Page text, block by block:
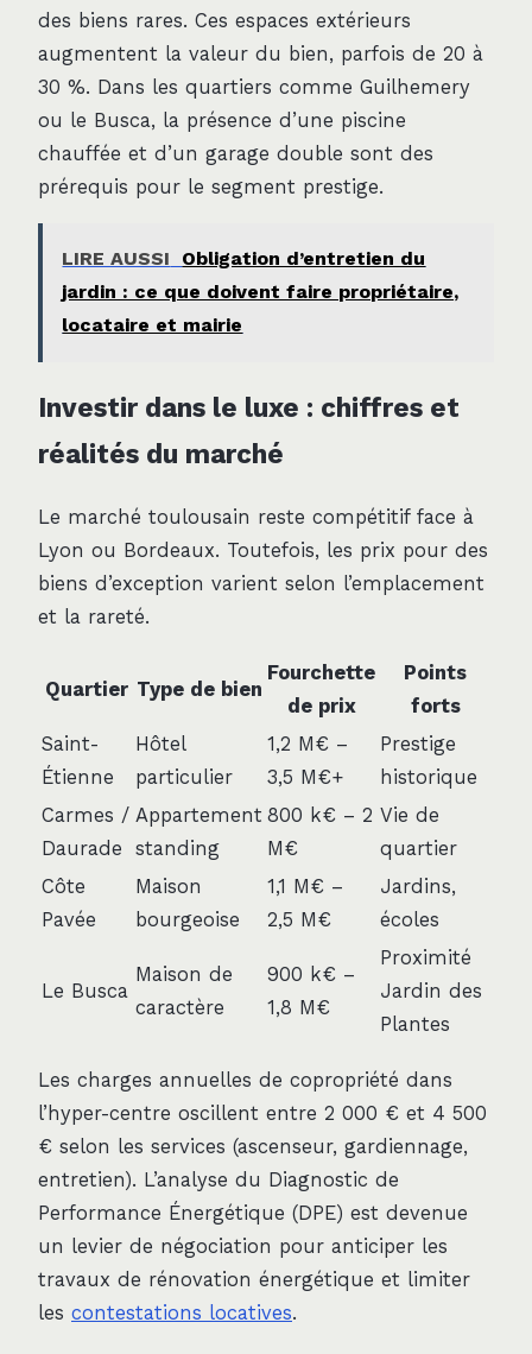
des biens rares. Ces espaces extérieurs
augmentent la valeur du bien, parfois de 20 à
30 %. Dans les quartiers comme Guilhemery
ou le Busca, la présence d’une piscine
chauffée et d’un garage double sont des
prérequis pour le segment prestige.
LIRE AUSSI
Obligation d’entretien du
jardin : ce que doivent faire propriétaire,
locataire et mairie
Investir dans le luxe : chiffres et
réalités du marché
Le marché toulousain reste compétitif face à
Lyon ou Bordeaux. Toutefois, les prix pour des
biens d’exception varient selon l’emplacement
et la rareté.
Quartier Type de bien
Fourchette
de prix
Points
forts
Saint-
Étienne
Hôtel
particulier
1,2 M€ –
3,5 M€+
Prestige
historique
Carmes /
Daurade
Appartement
standing
800 k€ – 2
M€
Vie de
quartier
Côte
Pavée
Maison
bourgeoise
1,1 M€ –
2,5 M€
Jardins,
écoles
Le Busca
Maison de
caractère
900 k€ –
1,8 M€
Proximité
Jardin des
Plantes
Les charges annuelles de copropriété dans
l’hyper-centre oscillent entre 2 000 € et 4 500
€ selon les services (ascenseur, gardiennage,
entretien). L’analyse du Diagnostic de
Performance Énergétique (DPE) est devenue
un levier de négociation pour anticiper les
travaux de rénovation énergétique et limiter
les contestations locatives.